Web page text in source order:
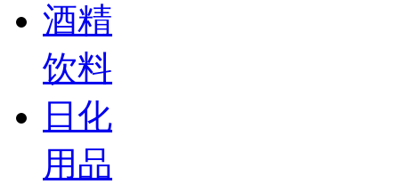
酒精
饮料
日化
用品